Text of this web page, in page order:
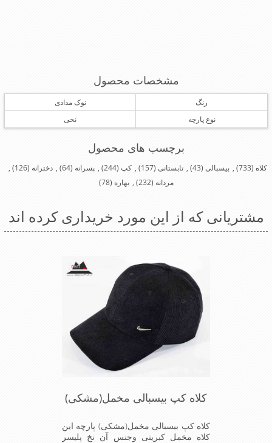
مشخصات محصول
رنگ
نوک مدادی
نوع پارچه
نخی
برچسب های محصول
کلاه (733)
, بیسبالی (43)
, تابستانی (157)
, کپ (244)
, پسرانه (64)
, دخترانه (126)
,
مردانه (232)
, بهاره (78)
مشتریانی که از این مورد خریداری کرده اند
کلاه کپ بیسبالی مخمل(مشکی)
کلاه کپ بیسبالی مخمل(مشکی) پارچه این
کلاه مخمل کبریتی وجنس آن نخ پلیسر